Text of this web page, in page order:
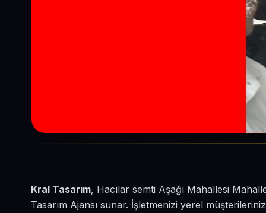
Kral Tasarım, Hacılar semti Aşağı Mahallesi
Tasarım Ajansı sunar. İşletmenizi yerel